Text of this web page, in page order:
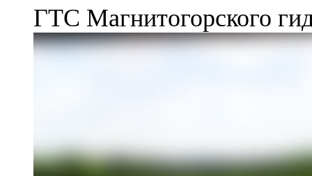
ГТС Магнитогорского